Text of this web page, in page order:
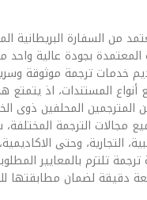
من السفارة البريطانية
بجودة عالية واحد
خدمات ترجمة موثوقة
أنواع المستندات، اذ يتمتع
المحلفين ذوى
مجالات الترجمة
التجارية، وحتى
تلتزم بالمعايير
دقيقة لضمان مطابقتها